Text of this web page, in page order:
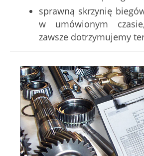
sprawną skrzynię
w umówionym
zawsze dotrzymujemy